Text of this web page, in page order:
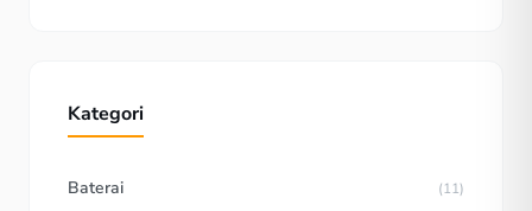
Kategori
Baterai (11)